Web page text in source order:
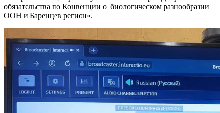
обязательства по Конвенции о биологическом разнообразии
ООН и Баренцев регион».